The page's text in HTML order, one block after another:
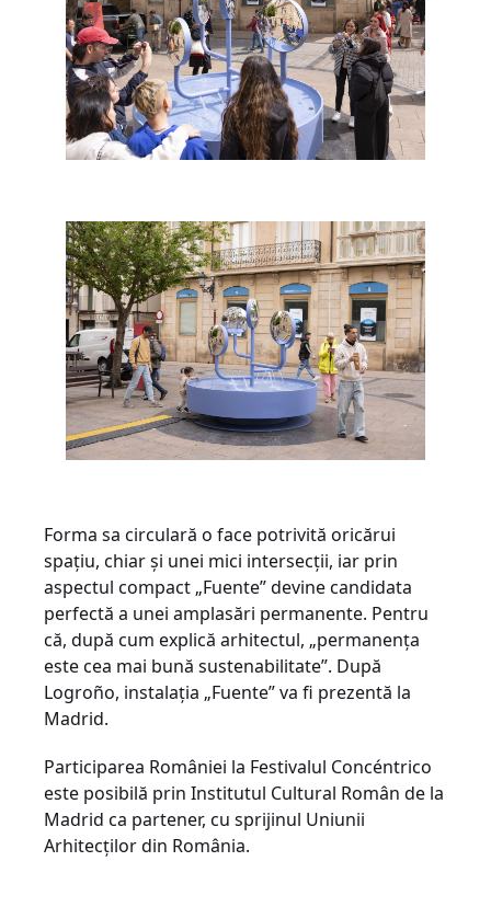
Forma sa circulară o face potrivită oricărui
spațiu, chiar și unei mici intersecții, iar prin
aspectul compact „Fuente” devine candidata
perfectă a unei amplasări permanente. Pentru
că, după cum explică arhitectul, „permanența
este cea mai bună sustenabilitate”. După
Logroño, instalația „Fuente” va fi prezentă la
Madrid.
Participarea României la Festivalul Concéntrico
este posibilă prin Institutul Cultural Român de la
Madrid ca partener, cu sprijinul Uniunii
Arhitecților din România.